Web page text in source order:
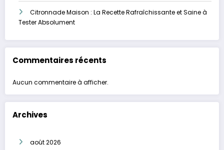
Citronnade Maison : La Recette Rafraîchissante et Saine à
Tester Absolument
Commentaires récents
Aucun commentaire à afficher.
Archives
août 2026